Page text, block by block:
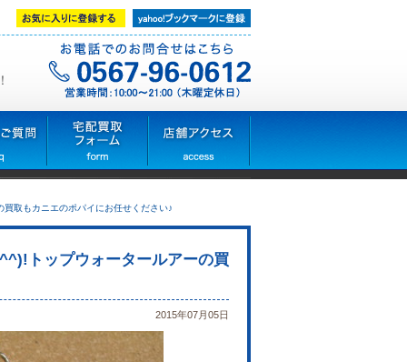
取もカニエのポパイにお任せください♪
トップウォータールアーの買
2015年07月05日